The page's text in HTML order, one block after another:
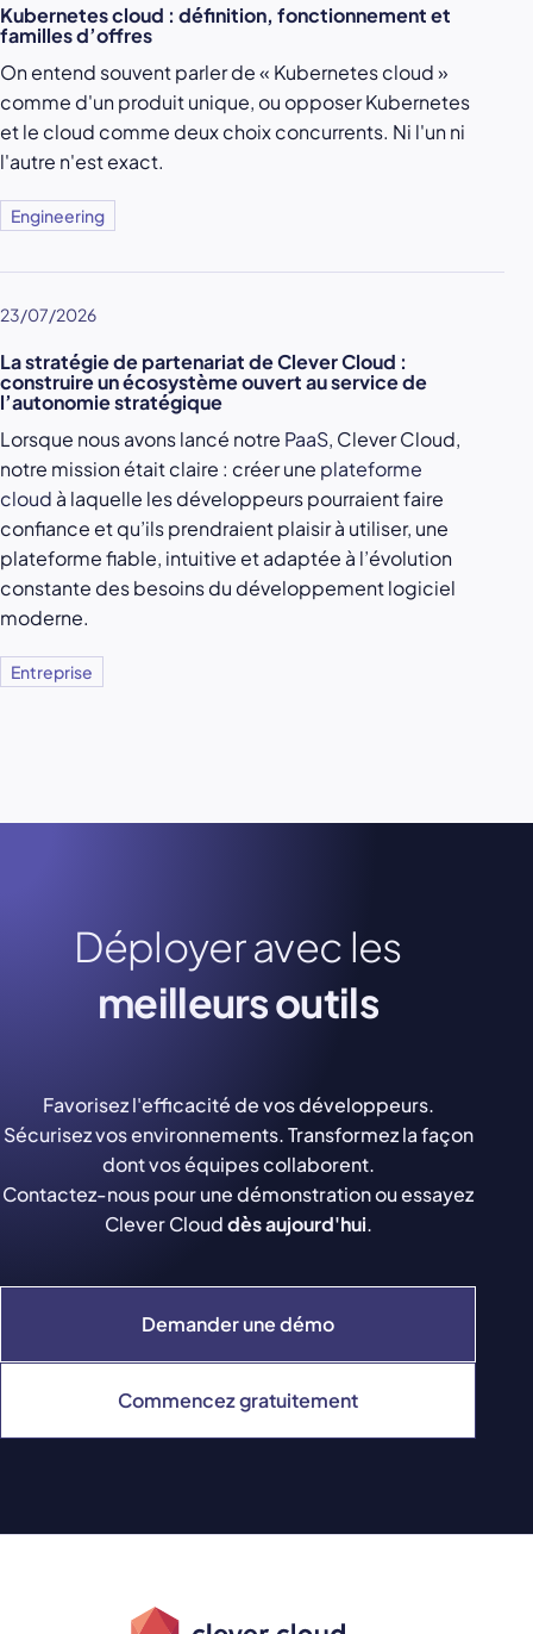
Kubernetes cloud : définition, fonctionnement et
familles d’offres
On entend souvent parler de « Kubernetes cloud »
comme d'un produit unique, ou opposer Kubernetes
et le cloud comme deux choix concurrents. Ni l'un ni
l'autre n'est exact.
Engineering
23/07/2026
La stratégie de partenariat de Clever Cloud :
construire un écosystème ouvert au service de
l’autonomie stratégique
Lorsque nous avons lancé notre PaaS, Clever Cloud,
notre mission était claire : créer une plateforme
cloud à laquelle les développeurs pourraient faire
confiance et qu’ils prendraient plaisir à utiliser, une
plateforme fiable, intuitive et adaptée à l’évolution
constante des besoins du développement logiciel
moderne.
Entreprise
Déployer avec les
meilleurs outils
Demander une démo
Commencez gratuitement
Favorisez l'efficacité de vos développeurs.
Sécurisez vos environnements. Transformez la façon
dont vos équipes collaborent.
Contactez-nous pour une démonstration ou essayez
Clever Clouddès aujourd'hui.